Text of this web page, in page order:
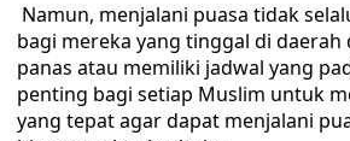
Namun, menjalani puasa tidak
bagi mereka yang tinggal di daerah
panas atau memiliki jadwal yang
penting bagi setiap Muslim untuk
yang tepat agar dapat menjalani